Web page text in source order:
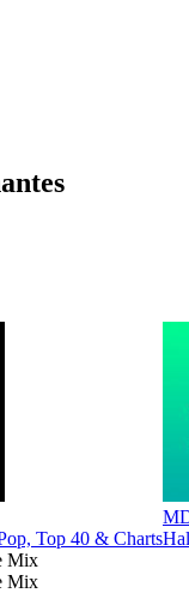
Top 40 & Charts
Mix
Mix